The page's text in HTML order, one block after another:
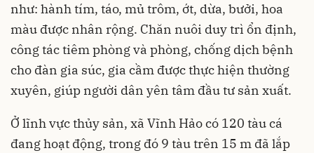
như: hành tím, táo, mủ trôm, ớt, dừa, bưởi, hoa
màu được nhân rộng. Chăn nuôi duy trì ổn định,
công tác tiêm phòng và phòng, chống dịch bệnh
cho đàn gia súc, gia cầm được thực hiện thường
xuyên, giúp người dân yên tâm đầu tư sản xuất.
Ở lĩnh vực thủy sản, xã Vĩnh Hảo có 120 tàu cá
đang hoạt động, trong đó 9 tàu trên 15 m đã lắp